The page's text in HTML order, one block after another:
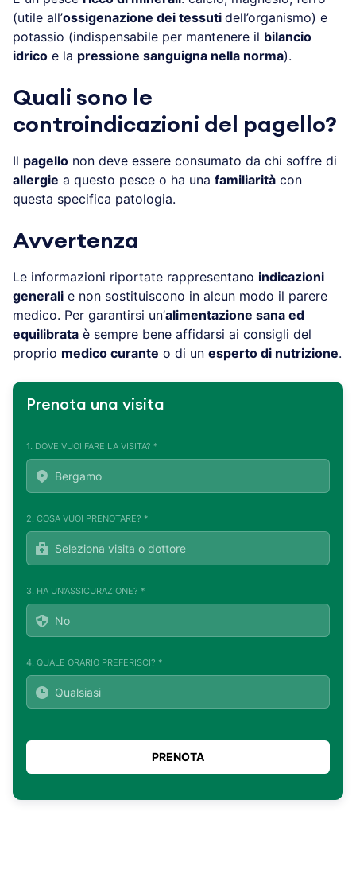
(utile all’ossigenazione dei tessuti dell’organismo) e
potassio (indispensabile per mantenere il bilancio
idrico e la pressione sanguigna nella norma).
Quali sono le
controindicazioni del pagello?
Il pagello non deve essere consumato da chi soffre di
allergie a questo pesce o ha una familiarità con
questa specifica patologia.
Avvertenza
Le informazioni riportate rappresentano indicazioni
generali e non sostituiscono in alcun modo il parere
medico. Per garantirsi un’alimentazione sana ed
equilibrata è sempre bene affidarsi ai consigli del
proprio medico curante o di un esperto di nutrizione.
Prenota una visita
1. DOVE VUOI FARE LA VISITA? *
2. COSA VUOI PRENOTARE? *
3. HA UN'ASSICURAZIONE? *
4. QUALE ORARIO PREFERISCI? *